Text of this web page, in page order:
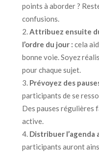
points à aborder ?
confusions.
Attribuez ensuite
l’ordre du jour : cela
bonne voie. Soyez
pour chaque sujet.
Prévoyez des
participants de se
Des pauses
active.
Distribuer l’agenda
participants auront